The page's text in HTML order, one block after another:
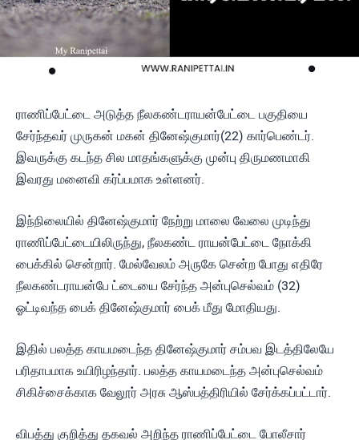
ராணிப்பேட்டை அடுத்த நீலகண்டராயன்பேட்டை பகுதியை
சேர்ந்தவர் முருகன் மகன் தினேஷ்குமார்(22) கார்பெண்டர்.
இவருக்கு கடந்த சில மாதங்களுக்கு முன்பு திருமணமாகி
இவரது மனைவி கர்ப்பமாக உள்ளனர்.
இந்நிலையில் தினேஷ்குமார் நேற்று மாலை வேலை முடிந்து
ராணிப்பேட்டையிலிருந்து, நீலகண்ட ராயன்பேட்டை நோக்கி
பைக்கில் சென்றார். மேல்வேலம் அருகே சென்ற போது எதிரே
நீலகண்டராயன்பே ட்டையை சேர்ந்த அன்புசெல்வம் (32)
ஓட்டிவந்த பைக் தினேஷ்குமார் பைக் மீது மோதியது.
இதில் பலத்த காயமடைந்த தினேஷ்குமார் சம்பவ இடத்திலேயே
பரிதாபமாக உயிரிழந்தார். பலத்த காயமடைந்த அன்புசெல்வம்
சிகிச்சைக்காக வேலூர் அரசு ஆஸ்பத்திரியில் சேர்க்கப்பட்டார்.
விபத்து குறித்து தகவல் அறிந்த ராணிப்பேட்டை போலீசார்